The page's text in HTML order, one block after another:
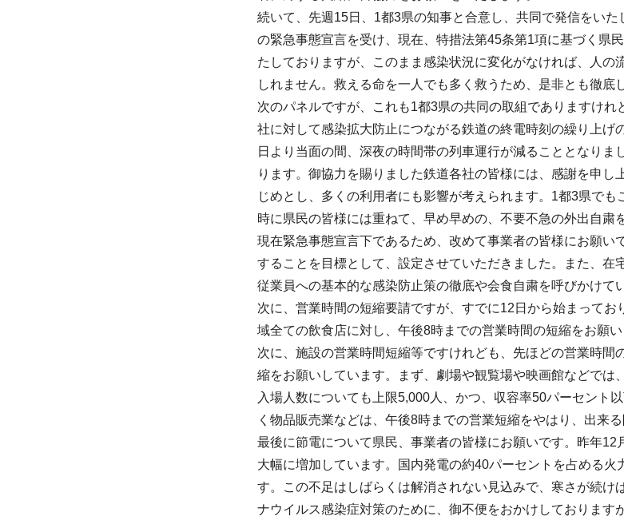
続いて、先週15日、1都3県の知事と合意し、共同で発信をい
の緊急事態宣言を受け、現在、特措法第45条第1項に基づく県
たしておりますが、このまま感染状況に変化がなければ、人
しれません。救える命を一人でも多く救うため、是非とも徹底
次のパネルですが、これも1都3県の共同の取組でありますけ
社に対して感染拡大防止につながる鉄道の終電時刻の繰り上
日より当面の間、深夜の時間帯の列車運行が減ることとなり
ります。御協力を賜りました鉄道各社の皆様には、感謝を申
じめとし、多くの利用者にも影響が考えられます。1都3県で
時に県民の皆様には重ねて、早め早めの、不要不急の外出自粛
現在緊急事態宣言下であるため、改めて事業者の皆様にお願
することを目標として、設定させていただきました。また、
従業員への基本的な感染防止策の徹底や会食自粛を呼びかけて
次に、営業時間の短縮要請ですが、すでに12日から始まって
域全ての飲食店に対し、午後8時までの営業時間の短縮をお願
次に、施設の営業時間短縮等ですけれども、先ほどの営業時
縮をお願いしています。まず、劇場や観覧場や映画館などでは
入場人数についても上限5,000人、かつ、収容率50パーセント
く物品販売業などは、午後8時までの営業短縮をやはり、出来る
最後に節電について県民、事業者の皆様にお願いです。昨年
大幅に増加しています。国内発電の約40パーセントを占める
す。この不足はしばらくは解消されない見込みで、寒さが続
ナウイルス感染症対策のために、御不便をおかけしておりま